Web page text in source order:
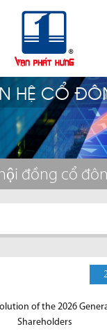
HỆ CỔ
đồng cổ
of the 2026
Shareholders